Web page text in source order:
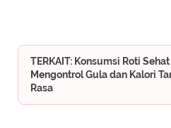
TERKAIT: Konsumsi Roti
Mengontrol Gula dan Kalori
Rasa